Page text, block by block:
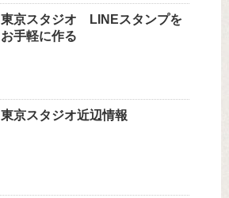
東京スタジオ LINEスタンプを
お手軽に作る
東京スタジオ近辺情報